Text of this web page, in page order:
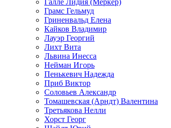
Галле Лидия (Меркер)
Грамс Гельмуд
Гриненвальд Елена
Кайков Владимир
Лауэр Георгий
Лихт Вита
Львина Инесса
Нейман Игорь
Пенькевич Надежда
Приб Виктор
Соловьев Александр
Томашевская (Арндт) Валентина
Третьякова Нелли
Хорст Георг